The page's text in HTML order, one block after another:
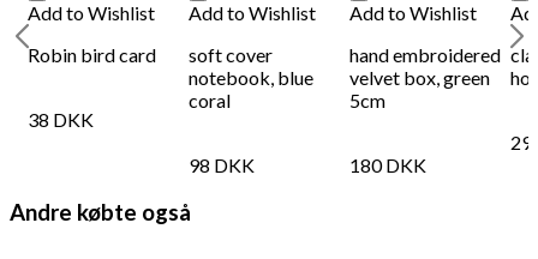
Add to Wishlist
Robin bird card
38 DKK
Add to Wishlist
soft cover
notebook, blue
coral
98 DKK
Add to Wishlist
hand embroidered
velvet box, green
5cm
180DKK
Andre købte også